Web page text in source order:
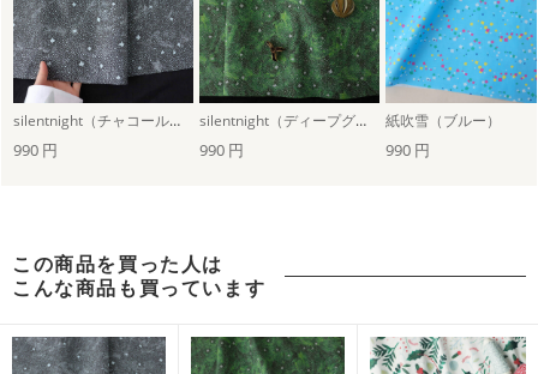
silentnight（チャコールグレー） silentnight（ディープグリーン） 紙吹雪（ブルー）
990 円 990 円 990 円
この商品を買った人は
こんな商品も買っています